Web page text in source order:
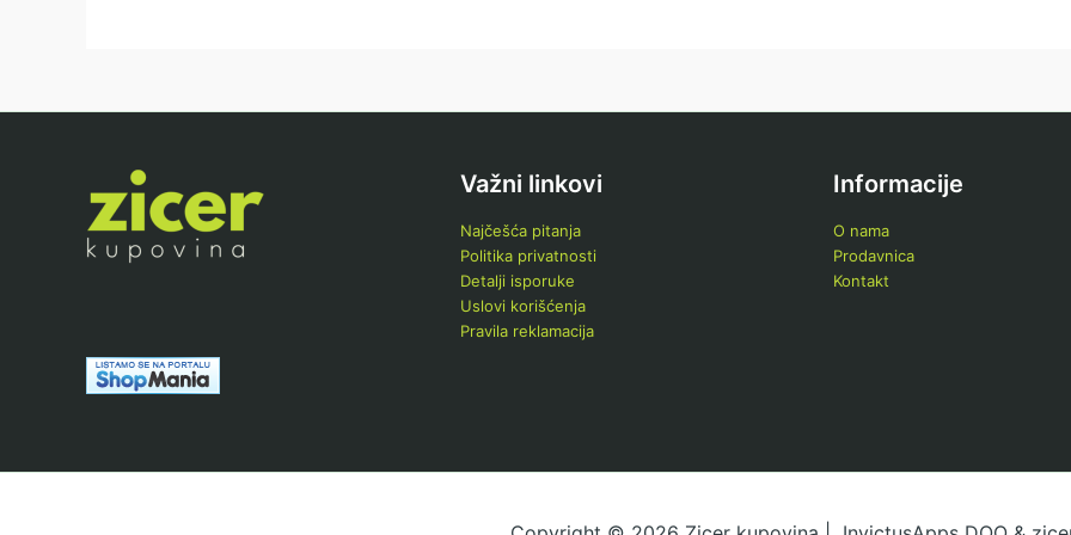
Važni linkovi
Najčešća pitanja
Politika privatnosti
Detalji isporuke
Uslovi korišćenja
Pravila reklamacija
Informacije
O nama
Prodavnica
Kontakt